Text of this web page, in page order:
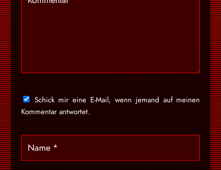
Schick mir eine E-Mail, wenn jemand auf meinen
Kommentar antwortet.